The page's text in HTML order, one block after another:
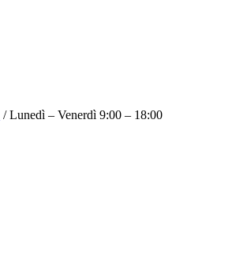
/ Lunedì – Venerdì 9:00 – 18:00